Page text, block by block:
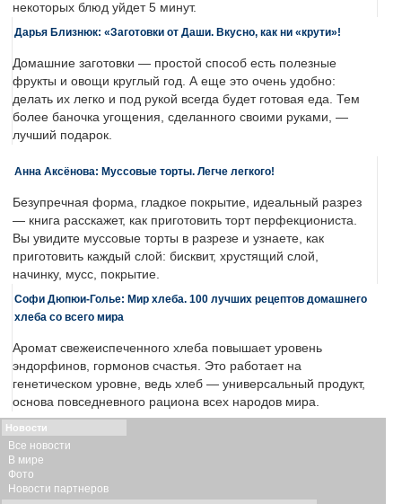
некоторых блюд уйдет 5 минут.
Дарья Близнюк: «Заготовки от Даши. Вкусно, как ни «крути»!
Домашние заготовки — простой способ есть полезные
фрукты и овощи круглый год. А еще это очень удобно:
делать их легко и под рукой всегда будет готовая еда. Тем
более баночка угощения, сделанного своими руками, —
лучший подарок.
Анна Аксёнова: Муссовые торты. Легче легкого!
Безупречная форма, гладкое покрытие, идеальный разрез
— книга расскажет, как приготовить торт перфекциониста.
Вы увидите муссовые торты в разрезе и узнаете, как
приготовить каждый слой: бисквит, хрустящий слой,
начинку, мусс, покрытие.
Софи Дюпюи-Голье: Мир хлеба. 100 лучших рецептов домашнего
хлеба со всего мира
Аромат свежеиспеченного хлеба повышает уровень
эндорфинов, гормонов счастья. Это работает на
генетическом уровне, ведь хлеб — универсальный продукт,
основа повседневного рациона всех народов мира.
Новости
Все новости
В мире
Фото
Новости партнеров